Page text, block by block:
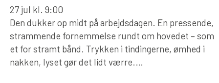
27 jul kl. 9:00
Den dukker op midt på arbejdsdagen. En pressende,
strammende fornemmelse rundt om hovedet – som
et for stramt bånd. Trykken i tindingerne, ømhed i
nakken, lyset gør det lidt værre.…